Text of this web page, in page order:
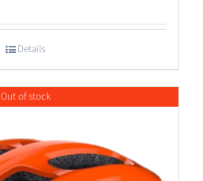
Details
Out of stock